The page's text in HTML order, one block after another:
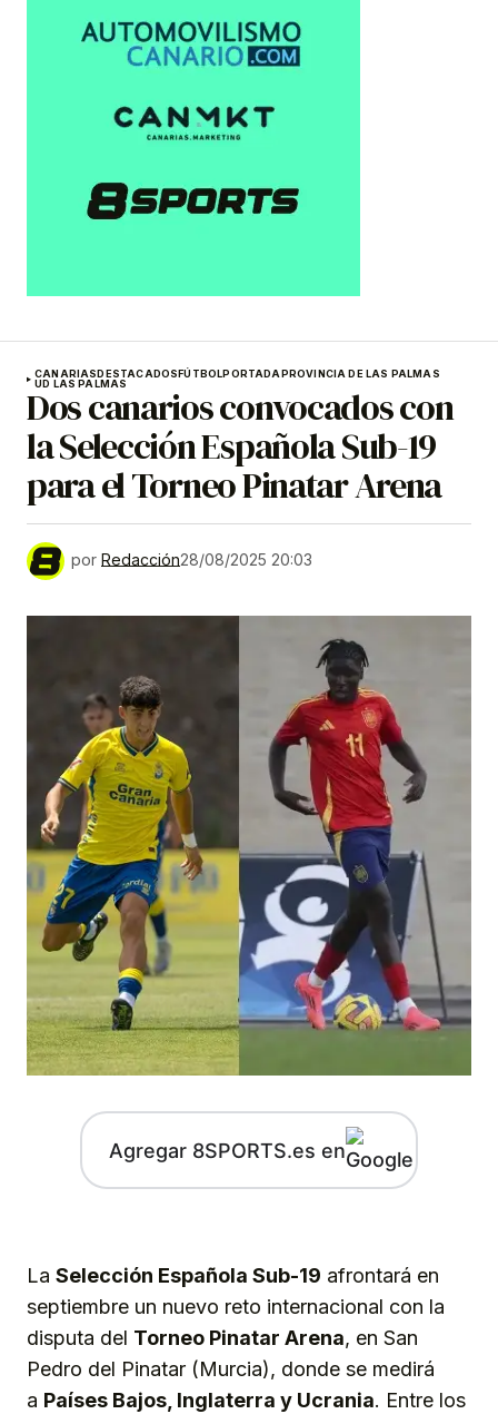
CANARIASDESTACADOSFÚTBOLPORTADAPROVINCIA DE LAS PALMAS
UD LAS PALMAS
Dos canarios convocados con
la Selección Española Sub-19
para el Torneo Pinatar Arena
por Redacción28/08/2025 20:03
Agregar 8SPORTS.es en
La Selección Española Sub-19 afrontará en
septiembre un nuevo reto internacional con la
disputa del Torneo Pinatar Arena, en San
Pedro del Pinatar (Murcia), donde se medirá
a Países Bajos, Inglaterra y Ucrania. Entre los